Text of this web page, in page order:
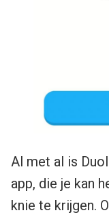
Al met al is
app, die je kan
knie te krijgen.